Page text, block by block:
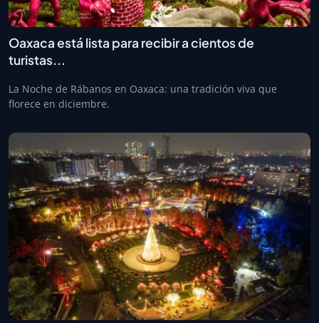
Oaxaca está lista para recibir a cientos de
turistas...
La Noche de Rábanos en Oaxaca: una tradición viva que
florece en diciembre.